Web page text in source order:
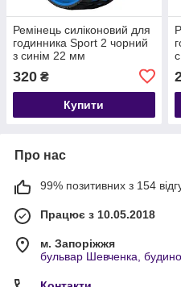
Ремінець силіконовий для
годинника Sport 2 чорний
з синім 22 мм
320 ₴
Купити
Про нас
99% позитивних з 154
Працює з 10.05.2018
м. Запоріжжя
бульвар Шевченка,